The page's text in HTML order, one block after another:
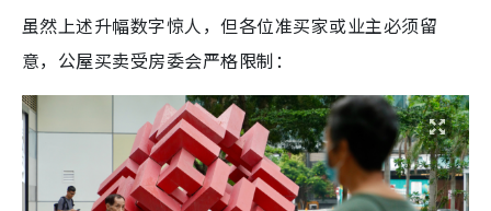
虽然上述升幅数字惊人，但各位准买家或业主必须留
意，公屋买卖受房委会严格限制：